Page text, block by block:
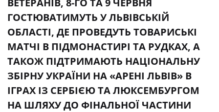
ВЕТЕРАНІВ, 8-ГО ТА 9 ЧЕРВНЯ
ГОСТЮВАТИМУТЬ У ЛЬВІВСЬКІЙ
ОБЛАСТІ, ДЕ ПРОВЕДУТЬ ТОВАРИСЬКІ
МАТЧІ В ПІДМОНАСТИРІ ТА РУДКАХ, А
ТАКОЖ ПІДТРИМАЮТЬ НАЦІОНАЛЬНУ
ЗБІРНУ УКРАЇНИ НА «АРЕНІ ЛЬВІВ» В
ІГРАХ ІЗ СЕРБІЄЮ ТА ЛЮКСЕМБУРГОМ
НА ШЛЯХУ ДО ФІНАЛЬНОЇ ЧАСТИНИ